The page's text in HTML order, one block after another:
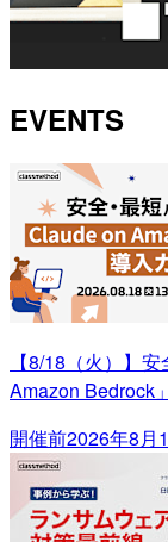
EVENTS
【8/18（火）】
Amazon Bedrock
開催前2026年8月